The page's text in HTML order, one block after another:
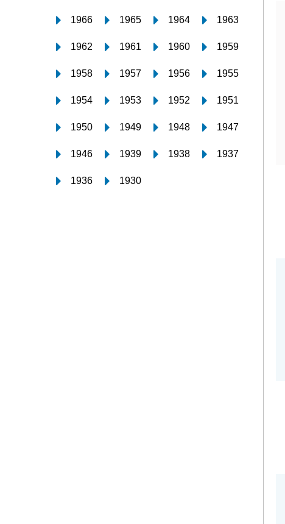
1966 1965 1964 1963
1962 1961 1960 1959
1958 1957 1956 1955
1954 1953 1952 1951
1950 1949 1948 1947
1946 1939 1938 1937
1936 1930